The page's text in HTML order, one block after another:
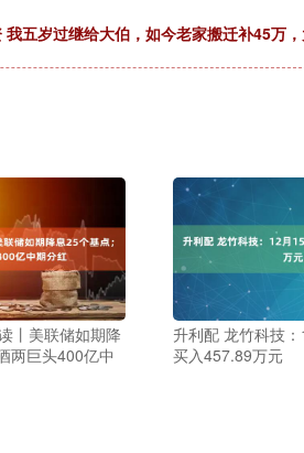
我五岁过继给大伯，如今老家搬迁补45万
丨美联储如期降
两巨头400亿中
升利配 龙竹科技
买入457.89万元